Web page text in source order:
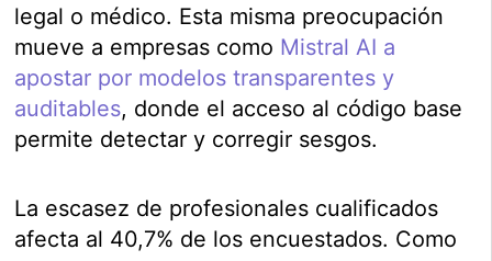
legal o médico. Esta misma preocupación
mueve a empresas como Mistral AI a
apostar por modelos transparentes y
auditables, donde el acceso al código base
permite detectar y corregir sesgos.
La escasez de profesionales cualificados
afecta al 40,7% de los encuestados. Como